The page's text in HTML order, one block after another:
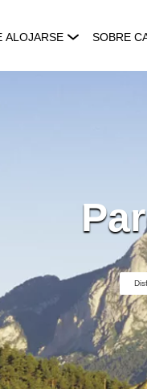
ALOJARSE SOBRE